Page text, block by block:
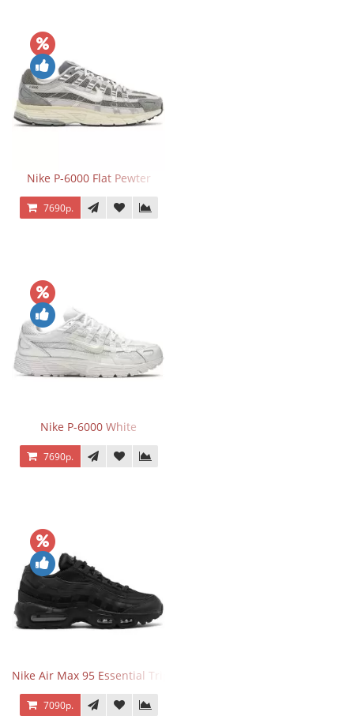
Nike P-6000 Flat Pewter
7690р.
Nike P-6000 White
7690р.
Nike Air Max 95 Essential Triple Black
7090р.